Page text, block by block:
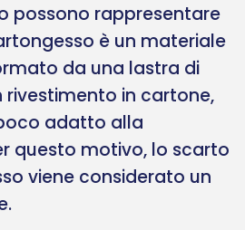
possono rappresentare
è un materiale
da una lastra di
rivestimento in cartone,
adatto alla
questo motivo, lo scarto
viene considerato un